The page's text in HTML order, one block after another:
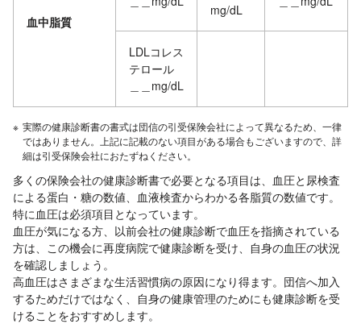
血中脂質
mg/dL
LDLコレス
テロール
＿＿mg/dL
※ 実際の健康診断書の書式は団信の引受保険会社によって異なるため、一律
ではありません。上記に記載のない項目がある場合もございますので、詳
細は引受保険会社におたずねください。
多くの保険会社の健康診断書で必要となる項目は、血圧と尿検査
による蛋白・糖の数値、血液検査からわかる各脂質の数値です。
特に血圧は必須項目となっています。
血圧が気になる方、以前会社の健康診断で血圧を指摘されている
方は、この機会に再度病院で健康診断を受け、自身の血圧の状況
を確認しましょう。
高血圧はさまざまな生活習慣病の原因になり得ます。団信へ加入
するためだけではなく、自身の健康管理のためにも健康診断を受
けることをおすすめします。